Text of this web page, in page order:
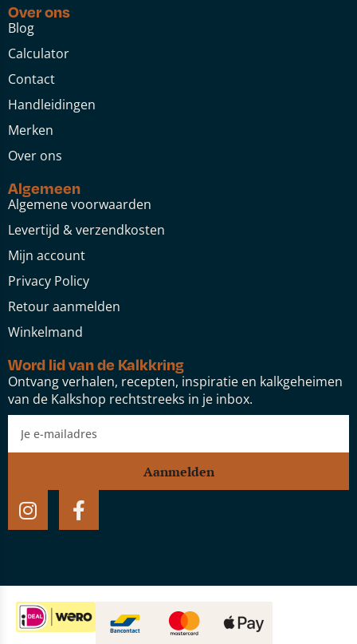
Over ons
Blog
Calculator
Contact
Handleidingen
Merken
Over ons
Algemeen
Algemene voorwaarden
Levertijd & verzendkosten
Mijn account
Privacy Policy
Retour aanmelden
Winkelmand
Word lid van de Kalkkring
Ontvang verhalen, recepten, inspiratie en kalkgeheimen
van de Kalkshop rechtstreeks in je inbox.
Aanmelden